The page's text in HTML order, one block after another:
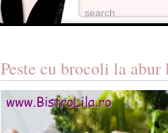
Peste cu brocoli la